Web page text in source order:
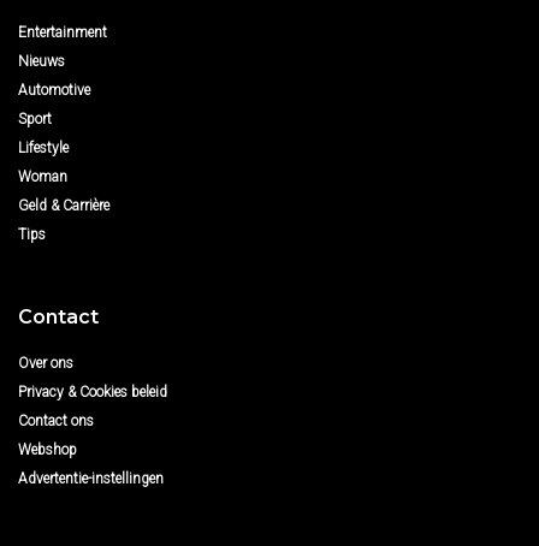
Entertainment
Nieuws
Automotive
Sport
Lifestyle
Woman
Geld & Carrière
Tips
Contact
Over ons
Privacy & Cookies beleid
Contact ons
Webshop
Advertentie-instellingen